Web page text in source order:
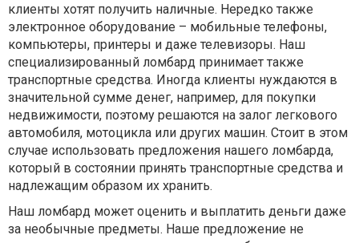
клиенты хотят получить наличные. Нередко также
электронное оборудование – мобильные телефоны,
компьютеры, принтеры и даже телевизоры. Наш
специализированный ломбард принимает также
транспортные средства. Иногда клиенты нуждаются в
значительной сумме денег, например, для покупки
недвижимости, поэтому решаются на залог легкового
автомобиля, мотоцикла или других машин. Стоит в этом
случае использовать предложения нашего ломбарда,
который в состоянии принять транспортные средства и
надлежащим образом их хранить.
Наш ломбард может оценить и выплатить деньги даже
за необычные предметы. Наше предложение не